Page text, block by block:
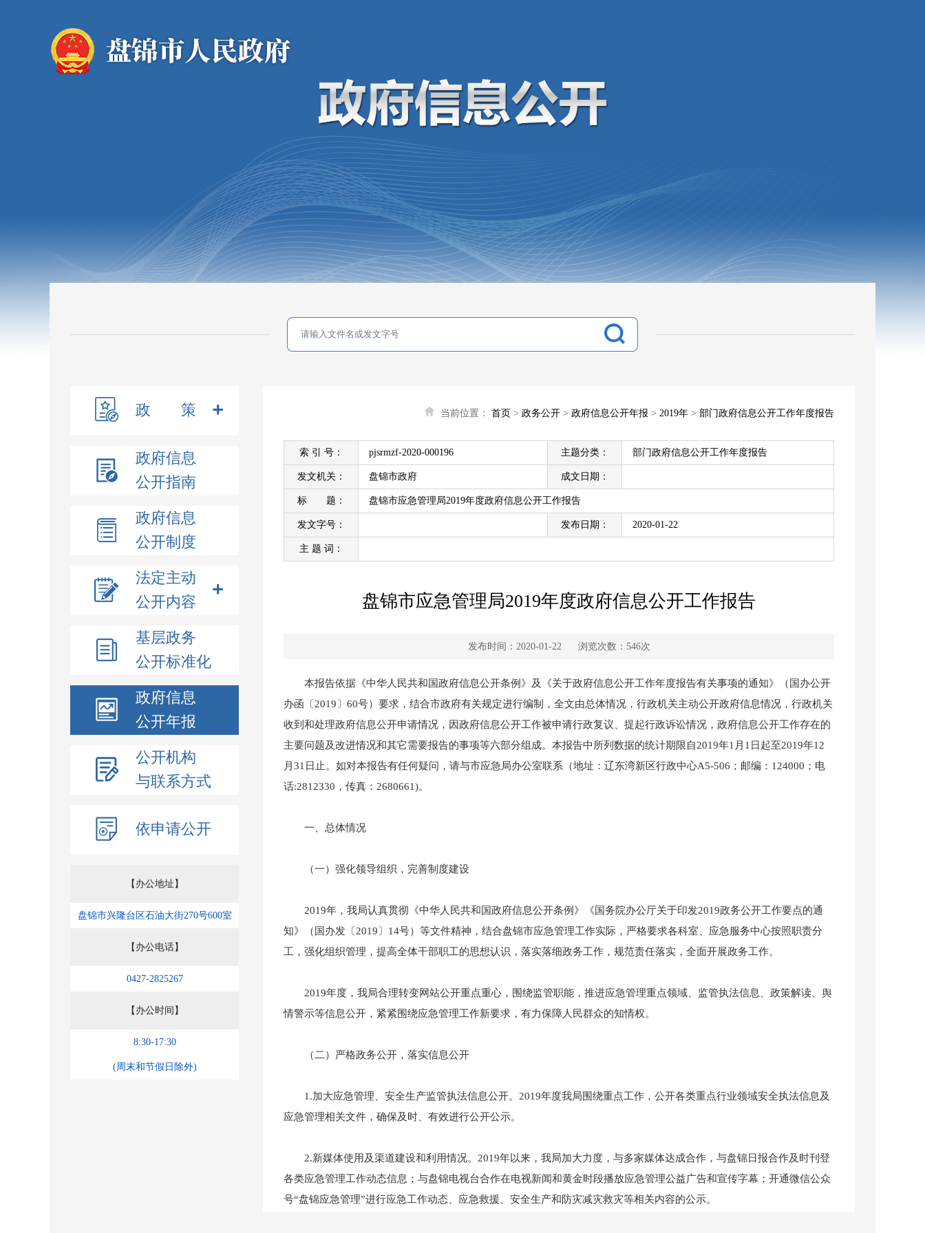
政 策
政府信息
公开指南
政府信息
公开制度
法定主动
公开内容
基层政务
公开标准化
政府信息
公开年报
公开机构
与联系方式
依申请公开
【办公地址】
盘锦市兴隆台区石油大街270号600室
【办公电话】
0427-2825267
【办公时间】
8:30-17:30
(周末和节假日除外)
当前位置： 首页 > 政务公开 > 政府信息公开年报 > 2019年 > 部门政府信息公开工作年度报告
索 引 号： pjsrmzf-2020-000196 主题分类： 部门政府信息公开工作年度报告
发文机关： 盘锦市政府 成文日期：
标 题： 盘锦市应急管理局2019年度政府信息公开工作报告
发文字号： 发布日期： 2020-01-22
主 题 词：
盘锦市应急管理局2019年度政府信息公开工作报告
发布时间：2020-01-22 浏览次数： 546次
本报告依据《中华人民共和国政府信息公开条例》及《关于政府信息公开工作年度报告有关事项的通知》（国办公开
办函〔2019〕60号）要求，结合市政府有关规定进行编制，全文由总体情况，行政机关主动公开政府信息情况，行政机关
收到和处理政府信息公开申请情况，因政府信息公开工作被申请行政复议、提起行政诉讼情况，政府信息公开工作存在的
主要问题及改进情况和其它需要报告的事项等六部分组成。本报告中所列数据的统计期限自2019年1月1日起至2019年12
月31日止。如对本报告有任何疑问，请与市应急局办公室联系（地址：辽东湾新区行政中心A5-506；邮编：124000；电
话:2812330，传真：2680661)。
一、总体情况
（一）强化领导组织，完善制度建设
2019年，我局认真贯彻《中华人民共和国政府信息公开条例》《国务院办公厅关于印发2019政务公开工作要点的通
知》（国办发〔2019〕14号）等文件精神，结合盘锦市应急管理工作实际，严格要求各科室、应急服务中心按照职责分
工，强化组织管理，提高全体干部职工的思想认识，落实落细政务工作，规范责任落实，全面开展政务工作。
2019年度，我局合理转变网站公开重点重心，围绕监管职能，推进应急管理重点领域、监管执法信息、政策解读、舆
情警示等信息公开，紧紧围绕应急管理工作新要求，有力保障人民群众的知情权。
（二）严格政务公开，落实信息公开
1.加大应急管理、安全生产监管执法信息公开。2019年度我局围绕重点工作，公开各类重点行业领域安全执法信息及
应急管理相关文件，确保及时、有效进行公开公示。
2.新媒体使用及渠道建设和利用情况。2019年以来，我局加大力度，与多家媒体达成合作，与盘锦日报合作及时刊登
各类应急管理工作动态信息；与盘锦电视台合作在电视新闻和黄金时段播放应急管理公益广告和宣传字幕；开通微信公众
号“盘锦应急管理”进行应急工作动态、应急救援、安全生产和防灾减灾救灾等相关内容的公示。